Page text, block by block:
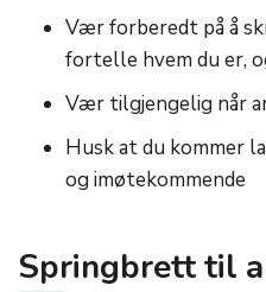
Vær forberedt på å
fortelle hvem du er,
Vær tilgjengelig når
Husk at du kommer
og imøtekommende
Springbrett til